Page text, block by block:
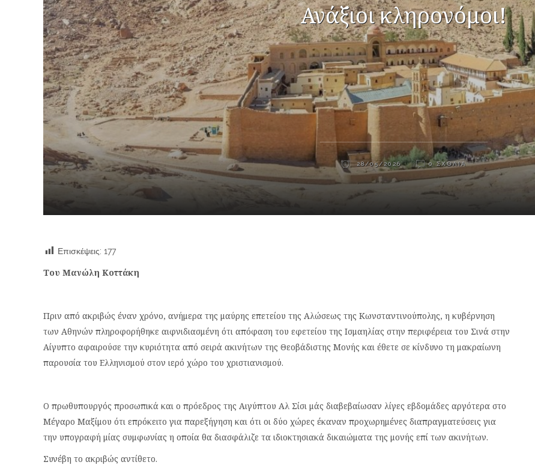
Ανάξιοι κληρονόμοι!
28/05/2026 0 ΣΧΌΛΙΑ
Επισκέψεις: 177
Του Μανώλη Κοττάκη
Πριν από ακριβώς έναν χρόνο, ανήμερα της μαύρης επετείου της Αλώσεως της Κωνσταντινούπολης, η κυβέρνηση
των Αθηνών πληροφορήθηκε αιφνιδιασμένη ότι απόφαση του εφετείου της Ισμαηλίας στην περιφέρεια του Σινά στην
Αίγυπτο αφαιρούσε την κυριότητα από σειρά ακινήτων της Θεοβάδιστης Μονής και έθετε σε κίνδυνο τη μακραίωνη
παρουσία του Ελληνισμού στον ιερό χώρο του χριστιανισμού.
Ο πρωθυπουργός προσωπικά και ο πρόεδρος της Αιγύπτου Αλ Σίσι μάς διαβεβαίωσαν λίγες εβδομάδες αργότερα στο
Μέγαρο Μαξίμου ότι επρόκειτο για παρεξήγηση και ότι οι δύο χώρες έκαναν προχωρημένες διαπραγματεύσεις για
την υπογραφή μίας συμφωνίας η οποία θα διασφάλιζε τα ιδιοκτησιακά δικαιώματα της μονής επί των ακινήτων.
Συνέβη το ακριβώς αντίθετο.